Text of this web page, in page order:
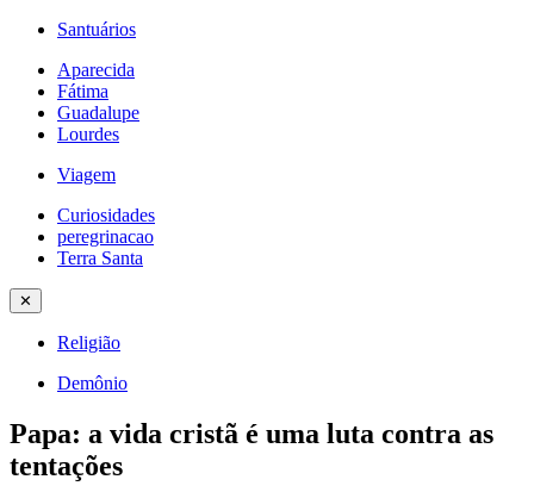
Santuários
Aparecida
Fátima
Guadalupe
Lourdes
Viagem
Curiosidades
peregrinacao
Terra Santa
✕
Religião
Demônio
Papa: a vida cristã é uma luta contra as
tentações